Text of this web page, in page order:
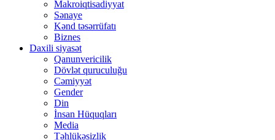
Makroiqtisadiyyat
Sənaye
Kənd təsərrüfatı
Biznes
Daxili siyasət
Qanunvericilik
Dövlət quruculuğu
Cəmiyyət
Gender
Din
İnsan Hüquqları
Media
Təhlükəsizlik